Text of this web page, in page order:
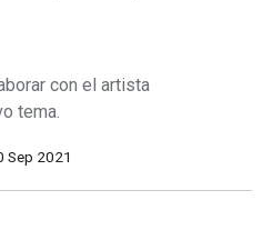
con el artista
tema.
Sep 2021